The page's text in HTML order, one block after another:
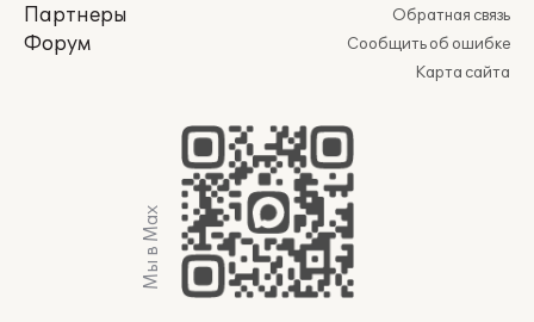
Партнеры
Форум
Обратная связь
Сообщить об ошибке
Карта сайта
Мы в Max